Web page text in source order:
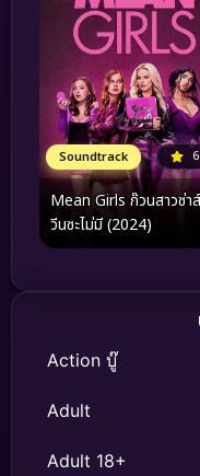
Soundtrack
Mean Girls ก๊วนสาวซ่าส์
วีนซะไม่มี (2024)
Action บู๊
Adult
Adult 18+